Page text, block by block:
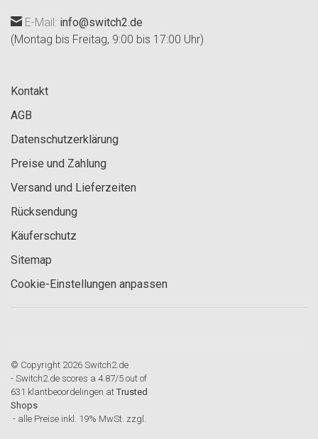
E-Mail: info@switch2.de
(Montag bis Freitag, 9:00 bis 17:00 Uhr)
Kontakt
AGB
Datenschutzerklärung
Preise und Zahlung
Versand und Lieferzeiten
Rücksendung
Käuferschutz
Sitemap
Cookie-Einstellungen anpassen
© Copyright 2026 Switch2.de
- Switch2.de scores a 4.87/5 out of
631 klantbeoordelingen at Trusted
Shops
- alle Preise inkl. 19% MwSt. zzgl.